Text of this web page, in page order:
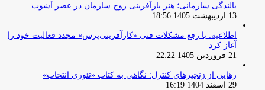
بالندگی سازمانی؛ هنر بازآفرینی روح سازمان در عصر آشوب
13 اردیبهشت 1405 18:56
اطلاعیه: با رفع مشکلات فنی «کارآفرینی‌پرس» مجدد فعالیت خود را
آغاز کرد
21 فروردین 1405 22:22
رهایی از زنجیرهای کنترل: نگاهی به کتاب «تئوری انتخاب»
29 اسفند 1404 16:19